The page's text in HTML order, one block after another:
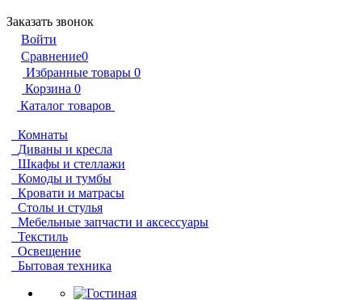
Заказать звонок
Войти
Сравнение0
Избранные товары 0
Корзина 0
Каталог товаров
Комнаты
Диваны и кресла
Шкафы и стеллажи
Комоды и тумбы
Кровати и матрасы
Столы и стулья
Мебельные запчасти и аксессуары
Текстиль
Освещение
Бытовая техника